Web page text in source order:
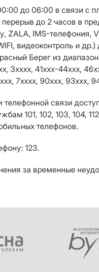
до 06:00 в связи с
перерыв до 2 часов в
, ZALA, IMS-телефония,
видеоконтроль и др.)
Берег из
3хххх, 41xxx-44ххх, 46
xxx, 7хxxx, 90ххх, 93xxx,
связи
101, 102, 103, 104,
телефонов.
123.
за временные